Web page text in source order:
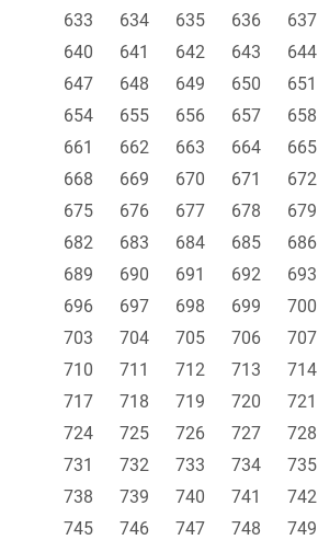
633
634 635 636 637
640
641 642 643 644
647
648 649 650 651
654
655 656 657 658
661
662 663 664 665
668
669 670 671 672
675
676 677 678 679
682
683 684 685 686
689
690 691 692 693
696
697 698 699 700
703
704 705 706 707
710
711 712 713 714
717
718 719 720 721
724
725 726 727 728
731
732 733 734 735
738
739 740 741 742
745
746 747 748 749